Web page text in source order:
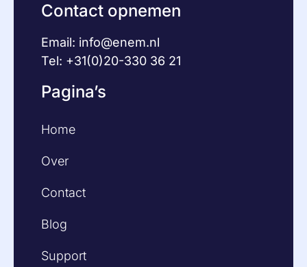
Contact opnemen
Email: info@enem.nl
Tel: +31(0)20-330 36 21
Pagina’s
Home
Over
Contact
Blog
Support